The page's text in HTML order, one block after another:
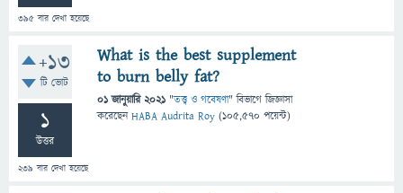
395 বার দেখা হয়েছে
+13
টি ভোট
1
উত্তর
239 বার দেখা হয়েছে
What is the best supplement
to burn belly fat?
01 জানুয়ারি 2021 "তত্ত্ব ও গবেষণা" বিভাগে জিজ্ঞাসা
করেছেনHABA Audrita Roy (105,570 পয়েন্ট)